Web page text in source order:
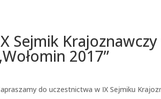
Sejmik
2017”
do uczestnictwa w IX Sejmiku